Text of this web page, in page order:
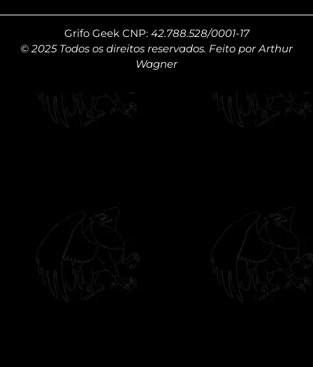
Grifo Geek CNP: 42.788.528/0001-17
© 2025 Todos os direitos reservados. Feito por Arthur
Wagner